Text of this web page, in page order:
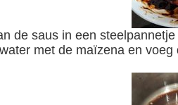
met de maïzena en